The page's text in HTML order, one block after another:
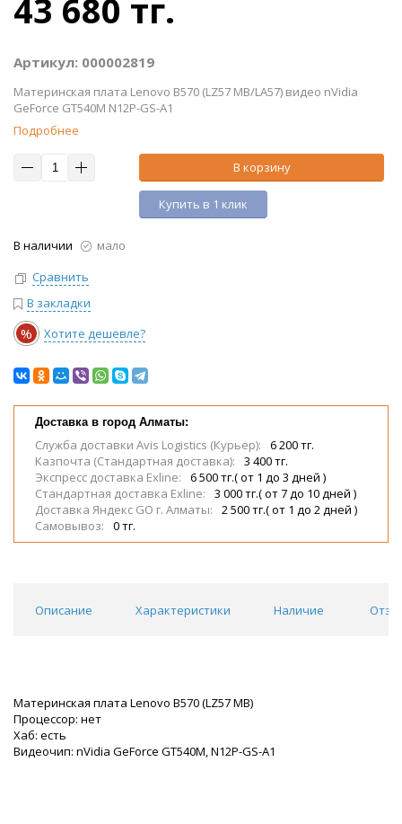
43 680 тг.
Артикул: 000002819
Материнская плата Lenovo B570 (LZ57 MB/LA57) видео nVidia
GeForce GT540M N12P-GS-A1
Подробнее
В корзину
Купить в 1 клик
В наличии
мало
Сравнить
В закладки
% Хотите дешевле?
Доставка в город Алматы:
Служба доставки Avis Logistics (Курьер):
6 200 тг.
Казпочта (Стандартная доставка):
3 400 тг.
Экспресс доставка Exline:
6 500 тг.( от 1 до 3 дней )
Стандартная доставка Exline:
3 000 тг.( от 7 до 10 дней )
Доставка Яндекс GO г. Алматы:
2 500 тг.( от 1 до 2 дней )
Самовывоз:
0 тг.
Описание Характеристики Наличие
Материнская плата Lenovo B570 (LZ57 MB)
Процессор: нет
Хаб: есть
Видеочип: nVidia GeForce GT540M, N12P-GS-A1